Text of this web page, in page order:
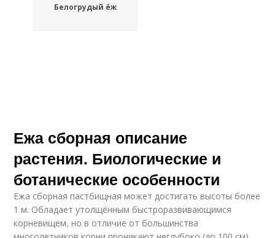
Белогрудый ёж
Ежа сборная описание
растения. Биологические и
ботанические особенности
Ежа сборная пастбищная может достигать высоты более
1 м. Обладает утолщённым быстроразвивающимся
корневищем, но в отличие от большинства